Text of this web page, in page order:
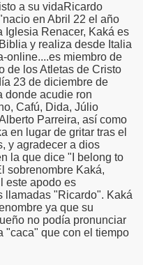
Ricardo
en Abril 22 el año
Iglesia Renacer, Kaká es
y realiza desde Italia
online....es miembro de
de los Atletas de Cristo
23 de diciembre de
donde acudie ron
Cafú, Dida, Júlio
Parreira, así como
en lugar de gritar tras el
y agradecer a dios
la que dice "I belong to
sobrenombre Kaká,
este apodo es
llamadas "Ricardo". Kaká
ya que su
no podía pronunciar
"caca" que con el tiempo